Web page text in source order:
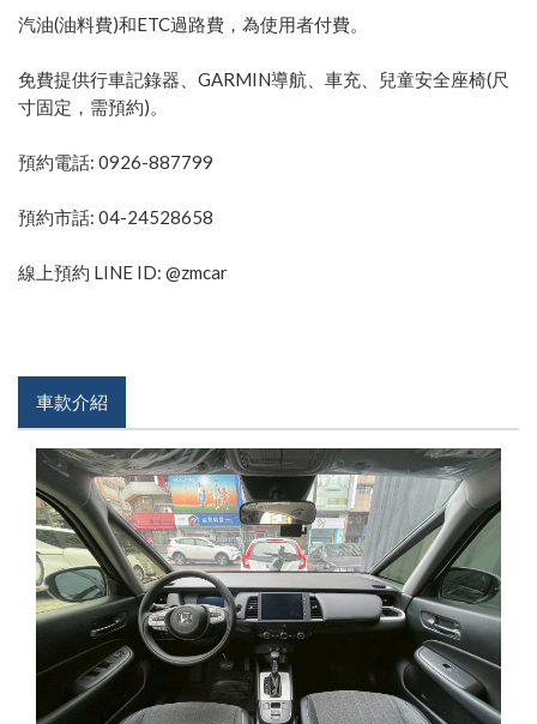
汽油(油料費)和ETC過路費，為使用者付費。
免費提供行車記錄器、GARMIN導航、車充、兒童安全座椅(尺
寸固定，需預約)。
預約電話: 0926-887799
預約市話: 04-24528658
線上預約 LINE ID: @zmcar
車款介紹